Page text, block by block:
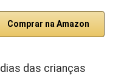
Comprar na Amazon
das crianças